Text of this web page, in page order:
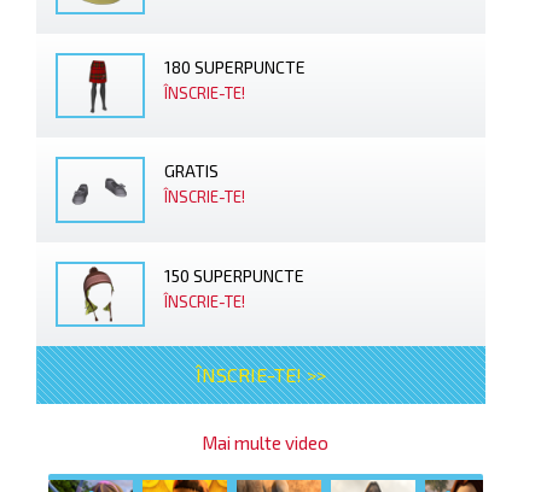
180 SUPERPUNCTE
ÎNSCRIE-TE!
GRATIS
ÎNSCRIE-TE!
150 SUPERPUNCTE
ÎNSCRIE-TE!
ÎNSCRIE-TE! >>
Mai multe video